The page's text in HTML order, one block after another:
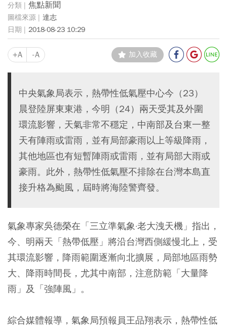
焦點新聞
達志
2018-08-23 10:29
+A -A 加入收藏
中央氣象局表示，熱帶性低氣壓中心今（23）
晨登陸屏東東港，今明（24）兩天受其及外圍
環流影響，天氣非常不穩定，中南部及台東一整
天有陣雨或雷雨，並有局部豪雨以上等級降雨，
其他地區也有短暫陣雨或雷雨，並有局部大雨或
豪雨。此外，熱帶性低氣壓不排除在台灣本島直
接升格為颱風，屆時將海陸警齊發。
氣象專家吳德榮在「三立準氣象·老大洩天機」指出，
今、明兩天「熱帶低壓」將沿台灣西側緩慢北上，受
其環流影響，降雨範圍逐漸向北擴展，局部地區雨勢
大、降雨時間長，尤其中南部，注意防範「大量降
雨」及「強陣風」。
綜合媒體報導，氣象局預報員王品翔表示，熱帶性低